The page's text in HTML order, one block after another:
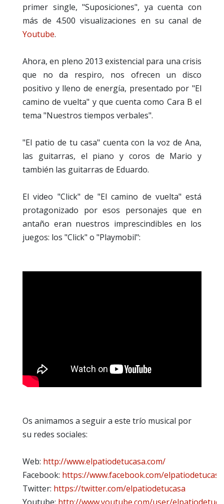
primer single, "Suposiciones", ya cuenta con
más de 4.500 visualizaciones en su canal de
Youtube.
Ahora, en pleno 2013 existencial para una crisis
que no da respiro, nos ofrecen un disco
positivo y lleno de energía, presentado por "El
camino de vuelta" y que cuenta como Cara B el
tema "Nuestros tiempos verbales".
"El patio de tu casa" cuenta con la voz de Ana,
las guitarras, el piano y coros de Mario y
también las guitarras de Eduardo.
El video "Click" de "El camino de vuelta" está
protagonizado por esos personajes que en
antaño eran nuestros imprescindibles en los
juegos: los "Click" o "Playmobil":
Os animamos a seguir a este trío musical por
su redes sociales:
Web: http://www.elpatiodetucasa.com/
Facebook: https://www.facebook.com/elpatiodetucasa
Twitter: https://twitter.com/elpatiodetucasa